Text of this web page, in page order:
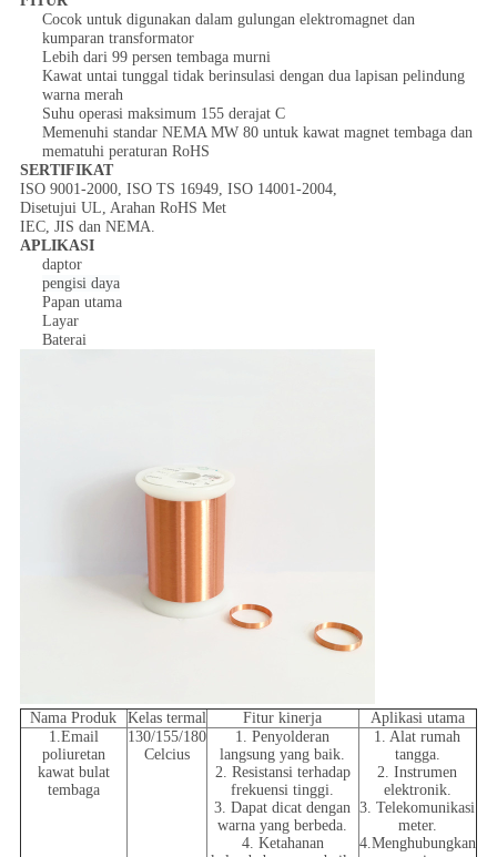
Cocok untuk digunakan dalam gulungan elektromagnet dan
kumparan transformator
Lebih dari 99 persen tembaga murni
Kawat untai tunggal tidak berinsulasi dengan dua lapisan pelindung
warna merah
Suhu operasi maksimum 155 derajat C
Memenuhi standar NEMA MW 80 untuk kawat magnet tembaga dan
mematuhi peraturan RoHS
SERTIFIKAT
ISO 9001-2000, ISO TS 16949, ISO 14001-2004,
Disetujui UL, Arahan RoHS Met
IEC, JIS dan NEMA.
APLIKASI
daptor
pengisi daya
Papan utama
Layar
Baterai
Nama Produk Kelas termal Fitur kinerja
Aplikasi utama
1.Email
poliuretan
kawat bulat
tembaga
130/155/180
Celcius
1. Penyolderan
langsung yang baik.
2. Resistansi terhadap
frekuensi tinggi.
3. Dapat dicat dengan
warna yang berbeda.
4. Ketahanan
1. Alat rumah
tangga.
2. Instrumen
elektronik.
3. Telekomunikasi
meter.
4.Menghubungkan